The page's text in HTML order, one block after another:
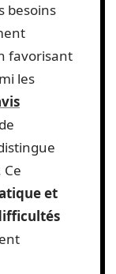
besoins
favorisant
les
et